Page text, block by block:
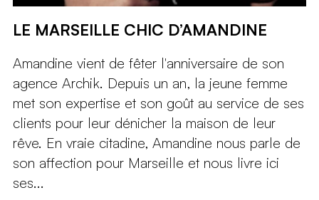
LE MARSEILLE CHIC D’AMANDINE
Amandine vient de fêter l'anniversaire de son
agence Archik. Depuis un an, la jeune femme
met son expertise et son goût au service de ses
clients pour leur dénicher la maison de leur
rêve. En vraie citadine, Amandine nous parle de
son affection pour Marseille et nous livre ici
ses...